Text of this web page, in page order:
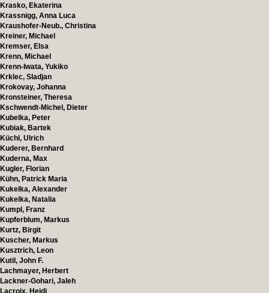
Krasko, Ekaterina
Krassnigg, Anna Luca
Kraushofer-Neub., Christina
Kreiner, Michael
Kremser, Elsa
Krenn, Michael
Krenn-Iwata, Yukiko
Krklec, Sladjan
Krokovay, Johanna
Kronsteiner, Theresa
Kschwendt-Michel, Dieter
Kubelka, Peter
Kubiak, Bartek
Küchl, Ulrich
Kuderer, Bernhard
Kuderna, Max
Kugler, Florian
Kühn, Patrick Maria
Kukelka, Alexander
Kukelka, Natalia
Kumpl, Franz
Kupferblum, Markus
Kurtz, Birgit
Kuscher, Markus
Kusztrich, Leon
Kutil, John F.
Lachmayer, Herbert
Lackner-Gohari, Jaleh
Lacroix, Heidi